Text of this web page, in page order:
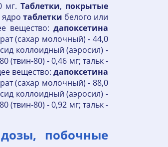
мг. Таблетки, покрытые
ядро таблетки белого или
вещество:дапоксетина
(сахар молочный) - 44,0
коллоидный (аэросил) -
(твин-80) - 0,46 мг; тальк -
вещество: дапоксетина
(сахар молочный) - 88,0
коллоидный (аэросил) -
(твин-80) - 0,92 мг; тальк -
побочные